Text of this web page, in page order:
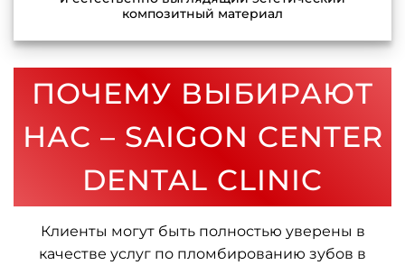
композитный материал
ПОЧЕМУ ВЫБИРАЮТ
НАС – SAIGON CENTER
DENTAL CLINIC
Клиенты могут быть полностью уверены в
качестве услуг по пломбированию зубов в